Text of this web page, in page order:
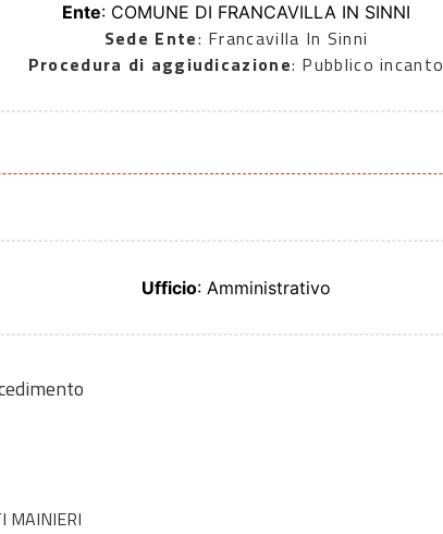
Ente: COMUNE DI FRANCAVILLA IN SINNI
Sede Ente: Francavilla In Sinni
Procedura di aggiudicazione: Pubblico incanto
Ufficio: Amministrativo
MAINIERI